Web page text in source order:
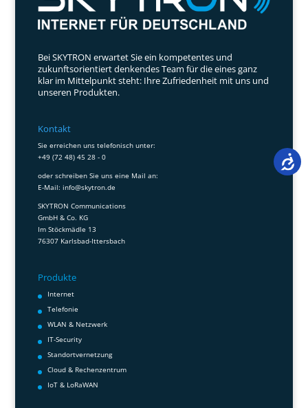
Bei SKYTRON erwartet Sie ein kompetentes und
zukunftsorientiert denkendes Team für die eines ganz
klar im Mittelpunkt steht: Ihre Zufriedenheit mit uns und
unseren Produkten.
Kontakt
Sie erreichen uns telefonisch unter:
+49 (72 48) 45 28 - 0
oder schreiben Sie uns eine Mail an:
E-Mail: info@skytron.de
SKYTRON Communications
GmbH & Co. KG
Im Stöckmädle 13
76307 Karlsbad-Ittersbach
Produkte
Internet
Telefonie
WLAN & Netzwerk
IT-Security
Standortvernetzung
Cloud & Rechenzentrum
IoT & LoRaWAN